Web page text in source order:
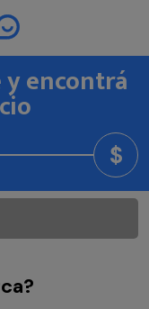
encontrá
$